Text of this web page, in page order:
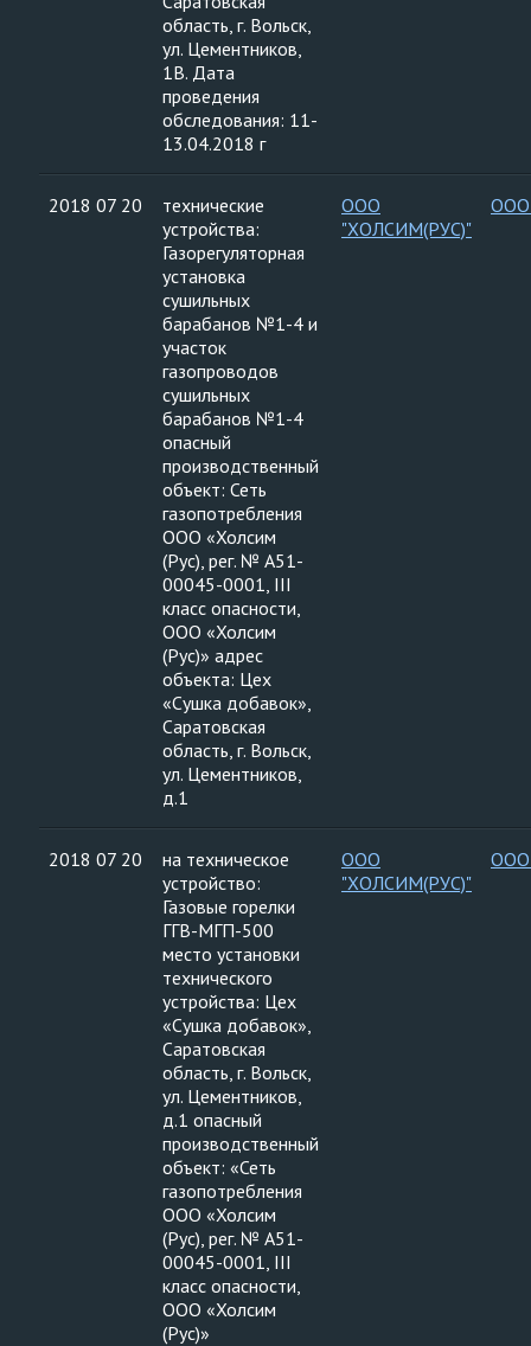
область, г. Вольск,
ул. Цементников,
1В. Дата
проведения
обследования: 11-
13.04.2018 г
2018 07 20
технические
устройства:
Газорегуляторная
установка
сушильных
барабанов №1-4 и
участок
газопроводов
сушильных
барабанов №1-4
опасный
производственный
объект: Сеть
газопотребления
ООО «Холсим
(Рус), рег. № A51-
00045-0001, III
класс опасности,
ООО «Холсим
(Рус)» адрес
объекта: Цех
«Сушка добавок»,
Саратовская
область, г. Вольск,
ул. Цементников,
д.1
ООО
"ХОЛСИМ(РУС)"
ООО
2018 07 20
на техническое
устройство:
Газовые горелки
ГГВ-МГП-500
место установки
технического
устройства: Цех
«Сушка добавок»,
Саратовская
область, г. Вольск,
ул. Цементников,
д.1 опасный
производственный
объект: «Сеть
газопотребления
ООО «Холсим
(Рус), рег. № A51-
00045-0001, III
класс опасности,
ООО «Холсим
(Рус)»
ООО
"ХОЛСИМ(РУС)"
ООО